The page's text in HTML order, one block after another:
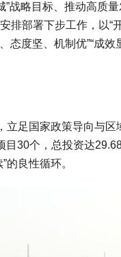
战略目标、推动高质
排部署下步工作，以“
态度坚、机制优”“成
立足国家政策导向与
30个，总投资达
的良性循环。